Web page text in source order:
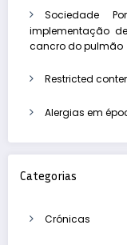
Sociedade
implementação
cancro do pulmão
Restricted
Alergias em
Categorias
Crónicas